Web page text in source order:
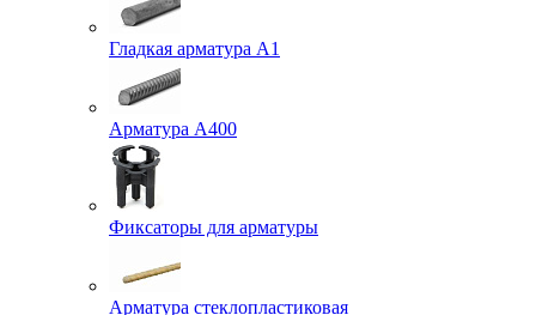
Гладкая арматура А1
Арматура А400
Фиксаторы для арматуры
Арматура стеклопластиковая